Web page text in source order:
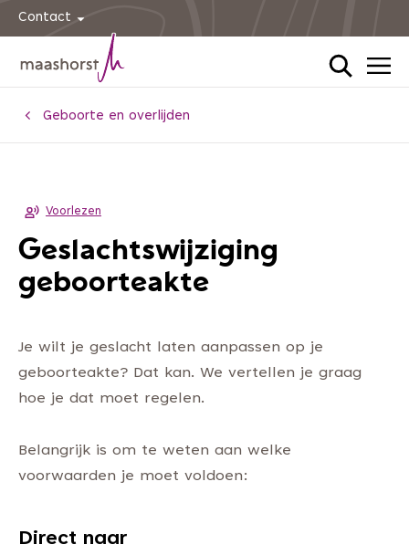
Contact
HomeGeboorte en overlijden
Voorlezen
Geslachtswijziging
geboorteakte
Je wilt je geslacht laten aanpassen op je
geboorteakte? Dat kan. We vertellen je graag
hoe je dat moet regelen.
Belangrijk is om te weten aan welke
voorwaarden je moet voldoen:
Direct naar